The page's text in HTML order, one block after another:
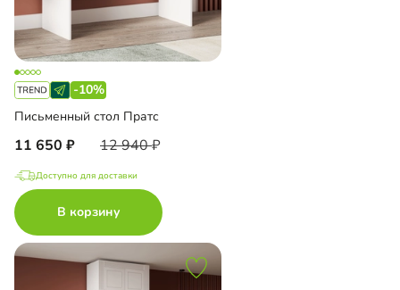
-10%
Письменный стол Пратс
11 650 12 940
Доступно для доставки
В корзину